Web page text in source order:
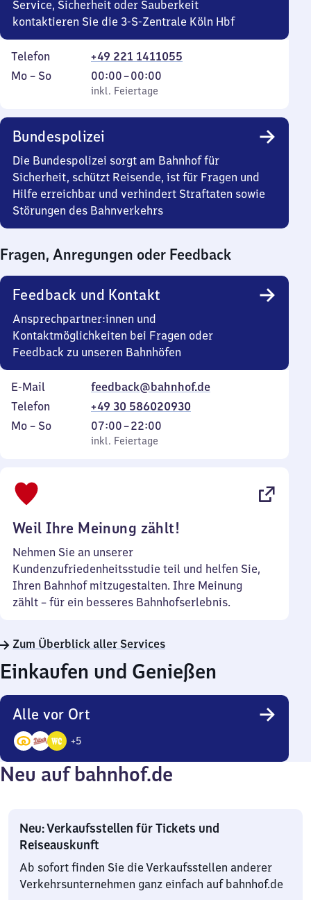
Uhr
Service, Sicherheit oder Sauberkeit
kontaktieren Sie die 3-S-Zentrale Köln Hbf
Telefon
+49 221 1411055
Montag
Mo – So,
inkl. Feiertage
00:00–00:00
Von
0
0
Uhr
inkl. Feiertage
Bundespolizei
Die Bundespolizei sorgt am Bahnhof für
Sicherheit, schützt Reisende, ist für Fragen und
Hilfe erreichbar und verhindert Straftaten sowie
Störungen des Bahnverkehrs
Fragen, Anregungen oder Feedback
Feedback und Kontakt
Ansprechpartner:innen und
Kontaktmöglichkeiten bei Fragen oder
Feedback zu unseren Bahnhöfen
E-Mail
feedback@bahnhof.de
Telefon
+49 30 586020930
Montag
Mo – So,
inkl. Feiertage
07:00–22:00
Von
7
inkl. Feiertage
Weil Ihre Meinung zählt!
Nehmen Sie an unserer
Kundenzufriedenheitsstudie teil und helfen Sie,
Ihren Bahnhof mitzugestalten. Ihre Meinung
zählt – für ein besseres Bahnhofserlebnis.
Zum Überblick aller Services
Einkaufen und Genießen
Alle vor Ort
+5
8
Angebote
Neu auf bahnhof.de
Neu: Verkaufsstellen für Tickets und
Reiseauskunft
Ab sofort finden Sie die Verkaufsstellen anderer
Verkehrsunternehmen ganz einfach auf bahnhof.de